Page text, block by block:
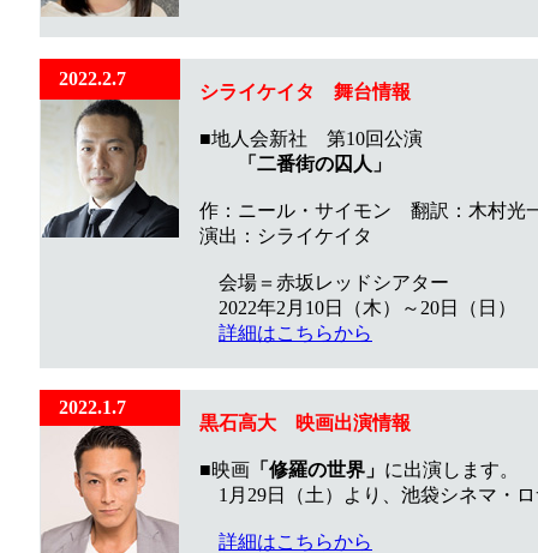
2022.2.7
シライケイタ 舞台情報
■地人会新社 第10回公演
「二番街の囚人」
作：ニール・サイモン 翻訳：木村光
演出：シライケイタ
会場＝赤坂レッドシアター
2022年2月10日（木）～20日（日）
詳細はこちらから
2022.1.7
黒石高大 映画出演情報
■映画 「修羅の世界」 に出演します。
1月29日（土）より、池袋シネマ・ロ
詳細はこちらから